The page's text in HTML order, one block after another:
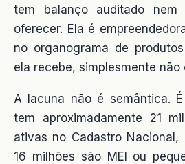
tem balanço auditado nem
oferecer. Ela é
no organograma de
ela recebe, simplesmente não
A lacuna não é semântica. É
tem aproximadamente 21
ativas no Cadastro
16 milhões são MEI ou